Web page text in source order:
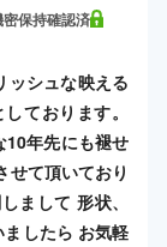
密保持確認済
ッシュな映える
ております。
10年先にも褪せ
せて頂いており
まして 形状、
したら お気軽